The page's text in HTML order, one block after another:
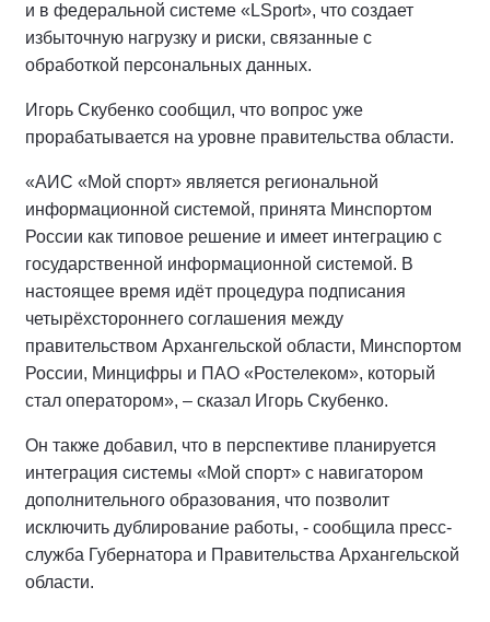
и в федеральной системе «LSport», что создает
избыточную нагрузку и риски, связанные с
обработкой персональных данных.
Игорь Скубенко сообщил, что вопрос уже
прорабатывается на уровне правительства области.
«АИС «Мой спорт» является региональной
информационной системой, принята Минспортом
России как типовое решение и имеет интеграцию с
государственной информационной системой. В
настоящее время идёт процедура подписания
четырёхстороннего соглашения между
правительством Архангельской области, Минспортом
России, Минцифры и ПАО «Ростелеком», который
стал оператором», – сказал Игорь Скубенко.
Он также добавил, что в перспективе планируется
интеграция системы «Мой спорт» с навигатором
дополнительного образования, что позволит
исключить дублирование работы, - сообщила пресс-
служба Губернатора и Правительства Архангельской
области.